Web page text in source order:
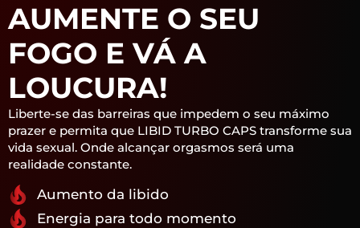
AUMENTE O SEU
FOGO E VÁ A
LOUCURA!
Liberte-se das barreiras que impedem o seu máximo
prazer e permita que LIBID TURBO CAPS transforme sua
vida sexual. Onde alcançar orgasmos será uma
realidade constante.
Aumento da libido
Energia para todo momento